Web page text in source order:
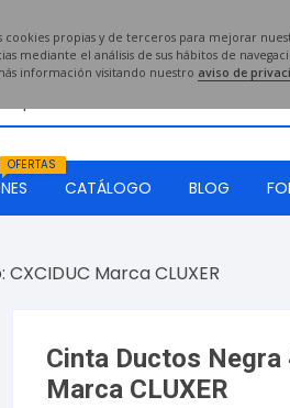
cookies propias y de terceros para mejorar
mediante el análisis de sus hábitos de
información visitando nuestro aviso de
OFERTAS
CATÁLOGO BLOG
Marca CLUXER
Cinta Ductos Negra
Marca CLUXER